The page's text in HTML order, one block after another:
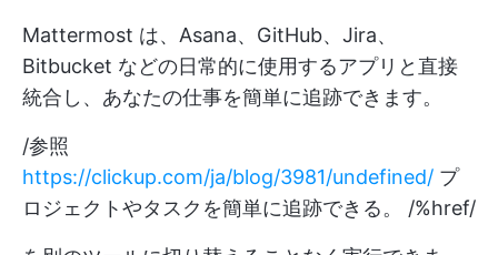
Mattermost は、Asana、GitHub、Jira、
Bitbucket などの日常的に使用するアプリと直接
統合し、あなたの仕事を簡単に追跡できます。
/参照
https://clickup.com/ja/blog/3981/undefined/ プ
ロジェクトやタスクを簡単に追跡できる。 /%href/